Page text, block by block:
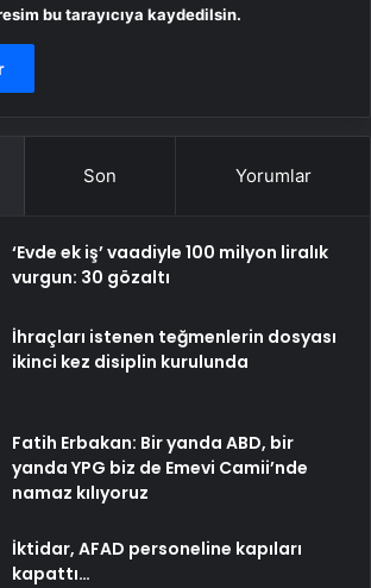
bu tarayıcıya kaydedilsin.
Son Yorumlar
‘Evde ek iş’ vaadiyle 100 milyon liralık
vurgun: 30 gözaltı
İhraçları istenen teğmenlerin dosyası
ikinci kez disiplin kurulunda
Fatih Erbakan: Bir yanda ABD, bir
yanda YPG biz de Emevi Camii’nde
namaz kılıyoruz
İktidar, AFAD personeline kapıları
kapattı…